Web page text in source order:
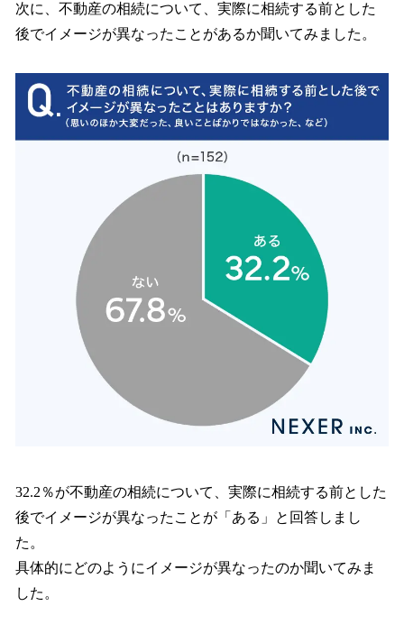
次に、不動産の相続について、実際に相続する前とした
後でイメージが異なったことがあるか聞いてみました。
32.2％が不動産の相続について、実際に相続する前とした
後でイメージが異なったことが「ある」と回答しまし
た。
具体的にどのようにイメージが異なったのか聞いてみま
した。